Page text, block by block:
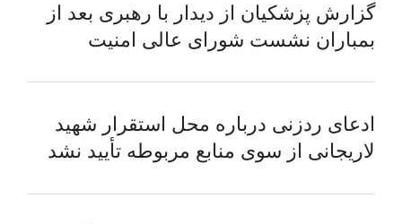
گزارش پزشکیان از دیدار با رهبری بعد از
بمباران نشست شورای عالی امنیت
ادعای ردزنی درباره محل استقرار شهید
لاریجانی از سوی منابع مربوطه تأیید نشد